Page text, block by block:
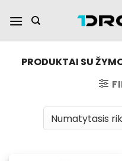
turinį
PRODUKTAI SU